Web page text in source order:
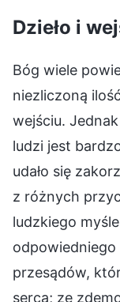
Dzieło i
Bóg wiele
niezliczoną
wejściu.
ludzi jest
udało się
z różnych
ludzkiego
przesądów,
serca; ze